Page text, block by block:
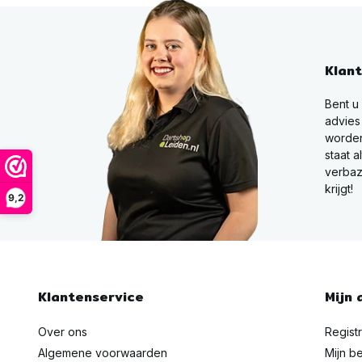
9,2
Bent
staat
krijgt!
Klantenservice
Over ons
Algemene voorwaarden
Mijn
Mijn